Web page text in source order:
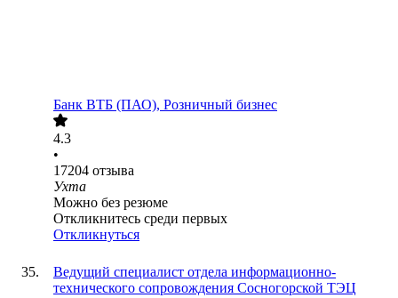
Банк ВТБ (ПАО), Розничный бизнес
4.3
•
17204 отзыва
Ухта
Можно без резюме
Откликнитесь среди первых
Откликнуться
Ведущий специалист отдела информационно-
технического сопровождения Сосногорской ТЭЦ